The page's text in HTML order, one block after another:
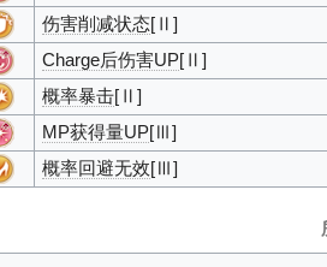
伤害削减状态[Ⅱ]
Charge后伤害UP[Ⅱ]
概率暴击[Ⅱ]
MP获得量UP[Ⅲ]
概率回避无效[Ⅲ]